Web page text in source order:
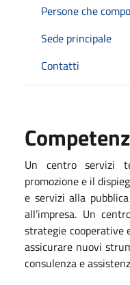
Persone che
Sede principale
Contatti
Un centro servizi
promozione e il
e servizi alla
all’impresa. Un
strategie cooperative
assicurare nuovi
consulenza e